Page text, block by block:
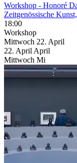
Workshop - Honoré
Zeitgenössische
18:00
Workshop
Mittwoch 22. April
22. April April
Mittwoch Mi